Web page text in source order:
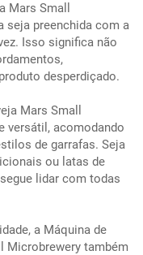
Mars Small
seja preenchida com a
Isso significa não
desperdiçado.
Mars Small
versátil, acomodando
de garrafas. Seja
ou latas de
lidar com todas
a Máquina de
Microbrewery também